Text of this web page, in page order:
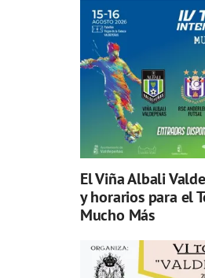
El Viña Albali
y horarios para el
Mucho Más